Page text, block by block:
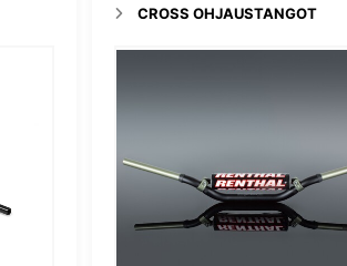
CROSS OHJAUSTANGOT